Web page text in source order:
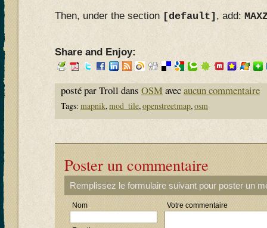
Then, under the section [default] , add:
Share and Enjoy:
posté par Troll dans OSMavecaucun commentaire
Tags: mapnik,mod_tile,openstreetmap,osm
Poster un commentaire
Remplissez le formulaire suivant pour poster un
Nom Votre commentaire